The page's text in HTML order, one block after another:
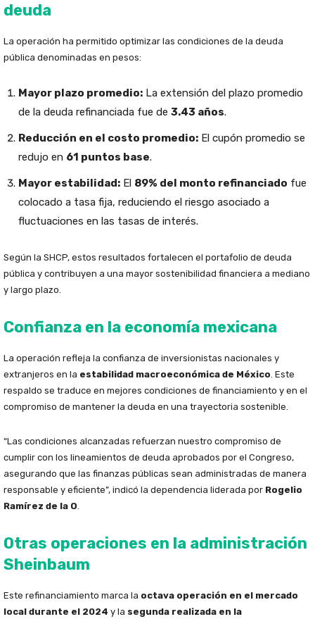
deuda
La operación ha permitido optimizar las condiciones de la deuda
pública denominadas en pesos:
Mayor plazo promedio: La extensión del plazo promedio
de la deuda refinanciada fue de 3.43 años.
Reducción en el costo promedio: El cupón promedio se
redujo en 61 puntos base.
Mayor estabilidad: El 89% del monto refinanciado fue
colocado a tasa fija, reduciendo el riesgo asociado a
fluctuaciones en las tasas de interés.
Según la SHCP, estos resultados fortalecen el portafolio de deuda
pública y contribuyen a una mayor sostenibilidad financiera a mediano
y largo plazo.
Confianza en la economía mexicana
La operación refleja la confianza de inversionistas nacionales y
extranjeros en la estabilidad macroeconómica de México. Este
respaldo se traduce en mejores condiciones de financiamiento y en el
compromiso de mantener la deuda en una trayectoria sostenible.
“Las condiciones alcanzadas refuerzan nuestro compromiso de
cumplir con los lineamientos de deuda aprobados por el Congreso,
asegurando que las finanzas públicas sean administradas de manera
responsable y eficiente”, indicó la dependencia liderada por Rogelio
Ramírez de la O.
Otras operaciones en la administración
Sheinbaum
Este refinanciamiento marca la octava operación en el mercado
local durante el 2024 y la segunda realizada en la